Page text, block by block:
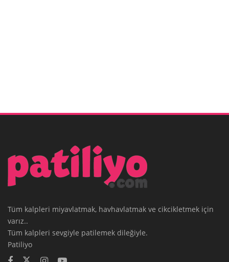
Tüm kalpleri miyavlatmak, havhavlatmak ve cikcikletmek için
varız..
Tüm kalpleri sevgiyle patilemek dileğiyle.
Patiliyo